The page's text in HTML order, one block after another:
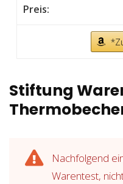
Stiftung
Nachfolgend
Warentest,